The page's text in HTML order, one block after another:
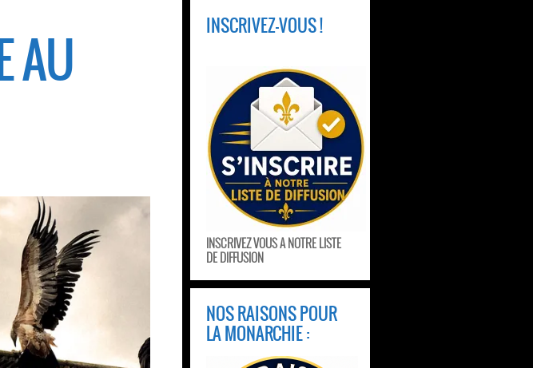
AU INSCRIVEZ-VOUS !
INSCRIVEZ VOUS A NOTRE LISTE
DE DIFFUSION
NOS RAISONS POUR
LA MONARCHIE :